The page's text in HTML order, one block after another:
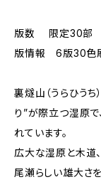
版数 限定30部
版情報 6版30色
裏燧山（うらひう
り”が際立つ湿原で
れています。
広大な湿原と木道
尾瀬らしい雄大さ